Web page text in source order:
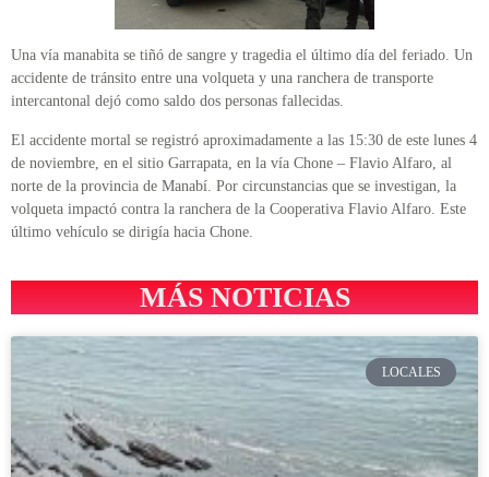
Una vía manabita se tiñó de sangre y tragedia el último día del feriado. Un
accidente de tránsito entre una volqueta y una ranchera de transporte
intercantonal dejó como saldo dos personas fallecidas.
El accidente mortal se registró aproximadamente a las 15:30 de este lunes 4
de noviembre, en el sitio Garrapata, en la vía Chone – Flavio Alfaro, al
norte de la provincia de Manabí. Por circunstancias que se investigan, la
volqueta impactó contra la ranchera de la Cooperativa Flavio Alfaro. Este
último vehículo se dirigía hacia Chone.
MÁS NOTICIAS
LOCALES